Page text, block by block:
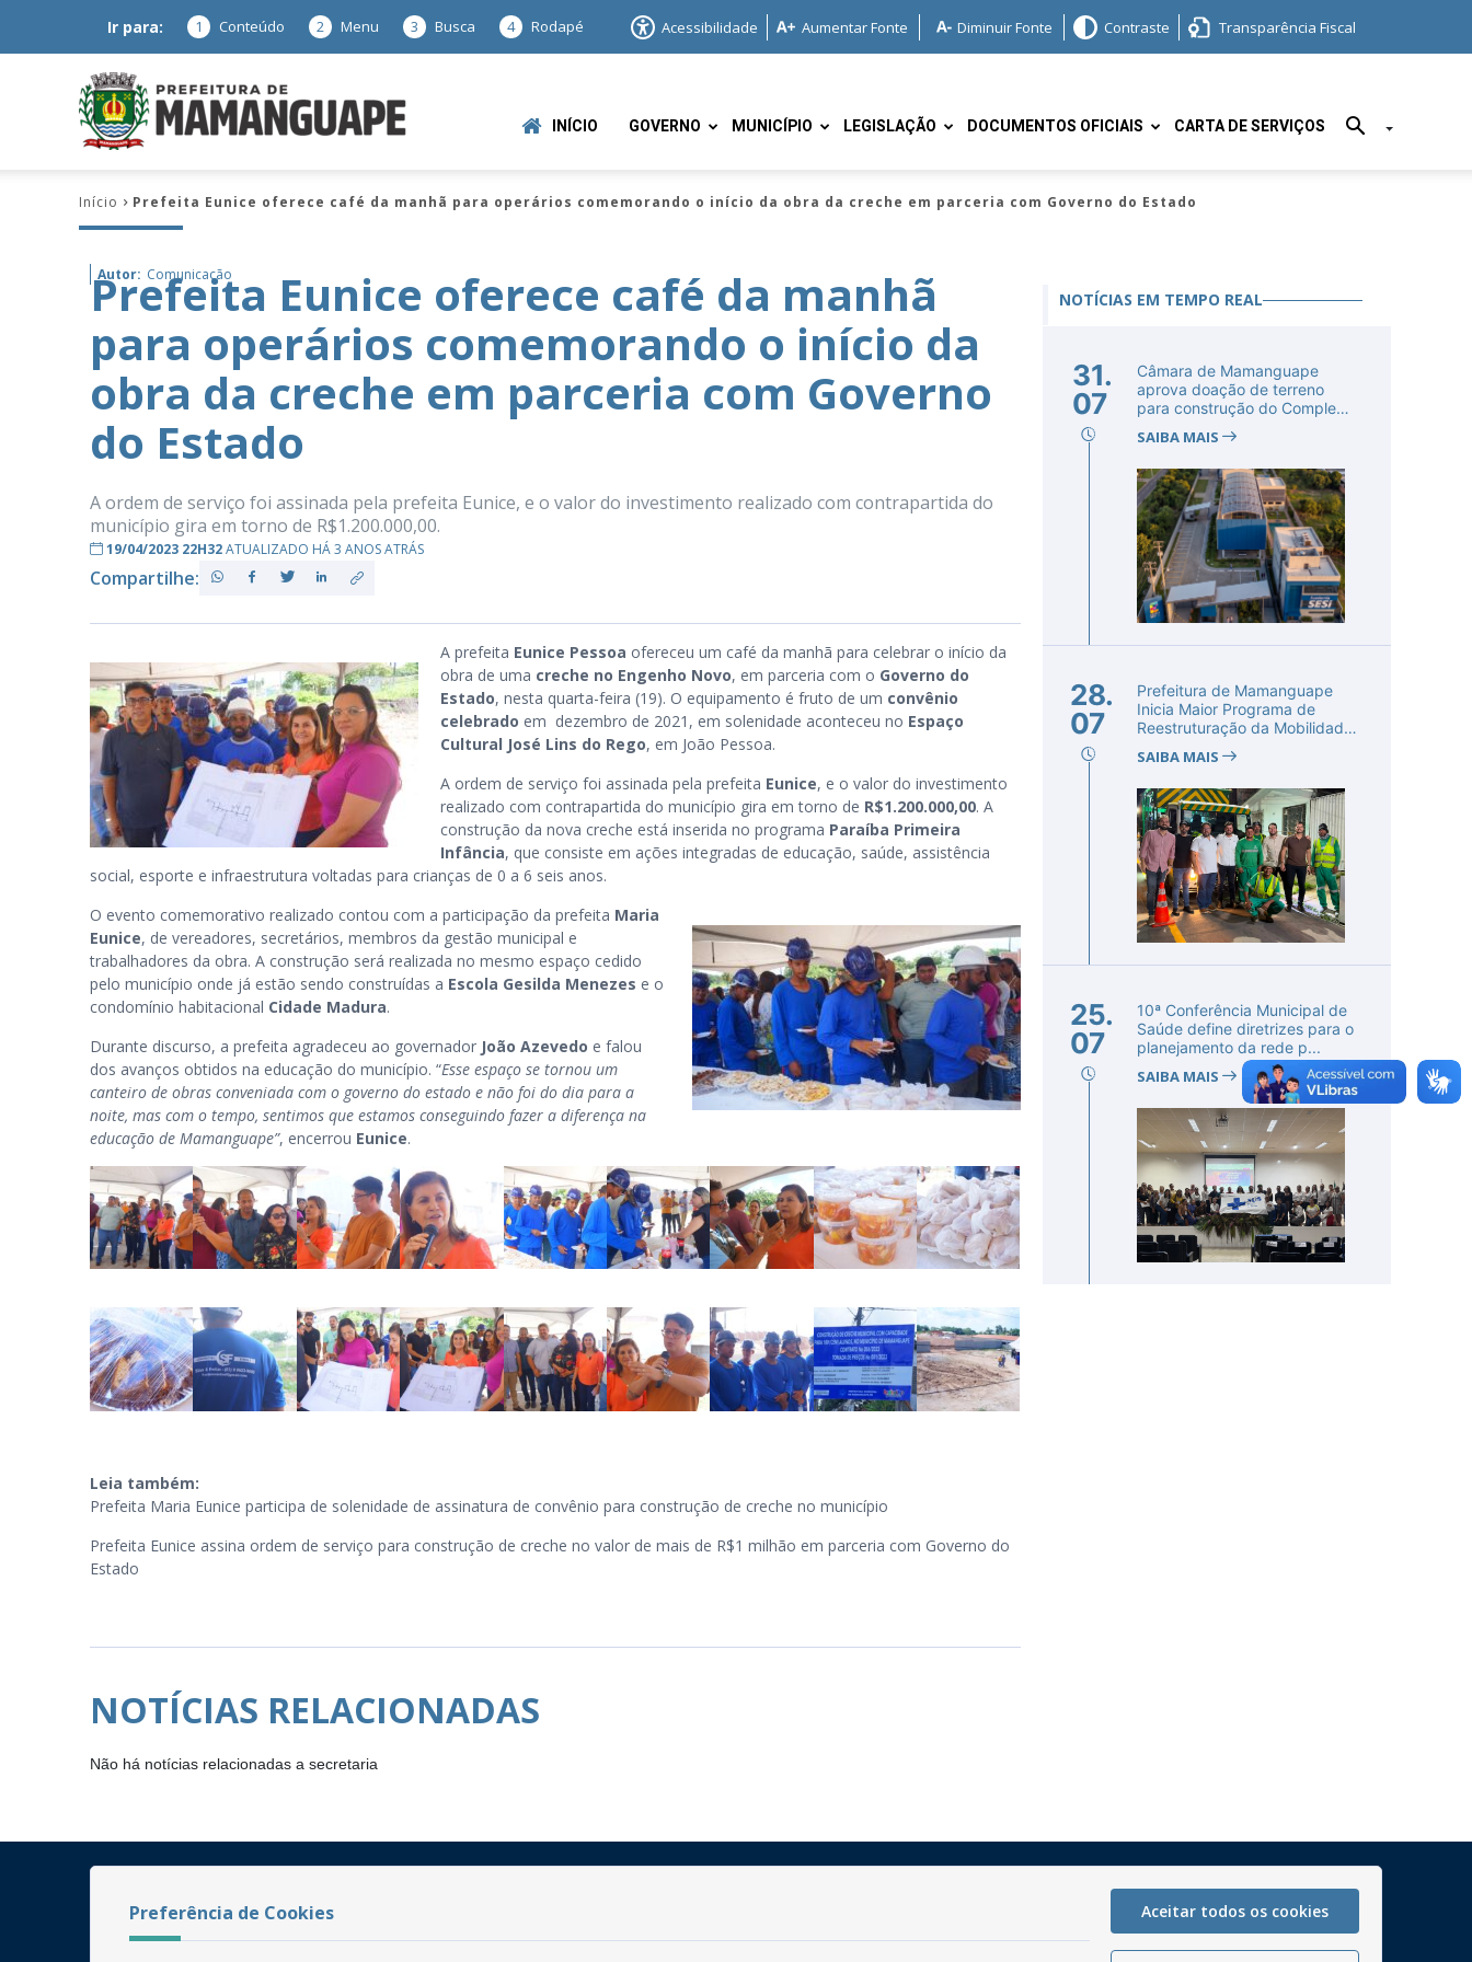
Ir para: 1 Conteúdo 2 Menu 3 Busca 4 Rodapé Acessibilidade Aumentar Fonte Diminuir Fonte Contraste Transparência Fiscal
Mamanguape
INÍCIO GOVERNO MUNICÍPIO LEGISLAÇÃO DOCUMENTOS OFICIAIS CARTA DE SERVIÇOS
Início Prefeita Eunice oferece café da manhã para operários comemorando o início da obra da creche em parceria com Governo do Estado
Autor: Comunicação
Prefeita Eunice oferece café da manhã
para operários comemorando o início da
obra da creche em parceria com Governo
do Estado
A ordem de serviço foi assinada pela prefeita Eunice, e o valor do investimento realizado com contrapartida do
município gira em torno de R$1.200.000,00.
19/04/2023 22H32ATUALIZADO HÁ 3 ANOS ATRÁS
Compartilhe:
A prefeita Eunice Pessoa ofereceu um café da manhã para celebrar o início da
obra de uma creche no Engenho Novo, em parceria com o Governo do
Estado, nesta quarta-feira (19). O equipamento é fruto de um convênio
celebrado em dezembro de 2021, em solenidade aconteceu no Espaço
Cultural José Lins do Rego, em João Pessoa.
A ordem de serviço foi assinada pela prefeita Eunice, e o valor do investimento
realizado com contrapartida do município gira em torno de R$1.200.000,00. A
construção da nova creche está inserida no programa Paraíba Primeira
Infância, que consiste em ações integradas de educação, saúde, assistência
social, esporte e infraestrutura voltadas para crianças de 0 a 6 seis anos.
O evento comemorativo realizado contou com a participação da prefeita Maria
Eunice, de vereadores, secretários, membros da gestão municipal e
trabalhadores da obra. A construção será realizada no mesmo espaço cedido
pelo município onde já estão sendo construídas a Escola Gesilda Menezes e o
condomínio habitacional Cidade Madura.
Durante discurso, a prefeita agradeceu ao governador João Azevedo e falou
dos avanços obtidos na educação do município. “Esse espaço se tornou um
canteiro de obras conveniada com o governo do estado e não foi do dia para a
noite, mas com o tempo, sentimos que estamos conseguindo fazer a diferença na
educação de Mamanguape”, encerrou Eunice.
Leia também:
Prefeita Maria Eunice participa de solenidade de assinatura de convênio para construção de creche no município
Prefeita Eunice assina ordem de serviço para construção de creche no valor de mais de R$1 milhão em parceria com Governo do
Estado
NOTÍCIAS RELACIONADAS
Não há notícias relacionadas a secretaria
NOTÍCIAS EM TEMPO REAL
31.
07
Câmara de Mamanguape
aprova doação de terreno
para construção do Complexo
SAIBA MAIS
28.
07
Prefeitura de Mamanguape
Inicia Maior Programa de
Reestruturação da Mobilidade
SAIBA MAIS
25.
07
10ª Conferência Municipal de
Saúde define diretrizes para o
planejamento da rede p...
SAIBA MAIS
Perguntas frequentes
Manual de Navegação
Preferência de Cookies Aceitar todos os cookies